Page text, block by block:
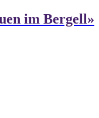
im Bergell»